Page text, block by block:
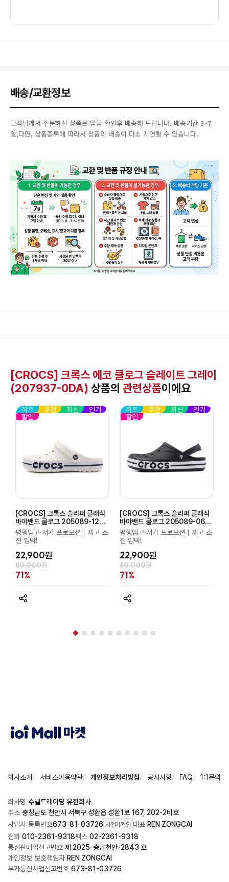
배송/교환정보
고객님께서 주문하신 상품은 입금 확인후 배송해 드립니다. 배송기간 3~7
일,다만, 상품종류에 따라서 상품의 배송이 다소 지연될 수 있습니다.
[CROCS] 크록스 에코 클로그 슬레이트 그레이
(207937-0DA) 상품의 관련상품이에요
히트 추천 최신
인기
할인
[CROCS] 크록스 슬리퍼 클래식
바야밴드 클로그 205089-126
화이트
평행입고·저가 프로모션｜재고 소
진 임박!
22,900원
80,000원
71%
히트 추천 최신
인기
할인
[CROCS] 크록스 슬리퍼 클래식
바야밴드 클로그 205089-066
블랙
평행입고·저가 프로모션｜재고 소
진 임박!
22,900원
80,000원
71%
회사소개 서비스이용약관 개인정보처리방침 공지사항 FAQ 1:1문의
회사명 수넬트레이딩 유한회사
주소 충청남도 천안시 서북구 성환읍 성환1로 167, 202-2비호
사업자 등록번호673-81-03726 사업자확인 대표 REN ZONGCAI
전화 010-2361-9318팩스 02-2361-9318
통신판매업신고번호 제 2025-충남천안-2843 호
개인정보 보호책임자 REN ZONGCAI
부가통신사업신고번호 673-81-03726